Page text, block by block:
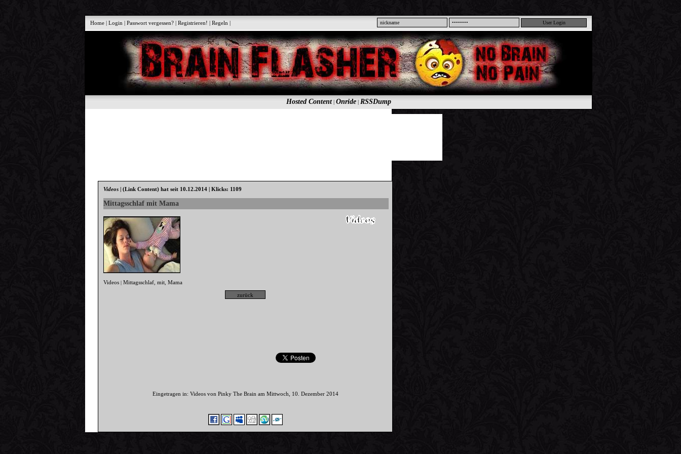
Home |Login |Passwort vergessen? |Registrieren! |Regeln |
Hosted Content| Onride| RSSDump
Videos |(Link Content) hat seit 10.12.2014 | Klicks: 1109
Mittagsschlaf mit Mama
Videos |Mittagsschlaf ,mit ,Mama
Eingetragen in: Videos von Pinky The Brain am Mittwoch, 10. Dezember 2014